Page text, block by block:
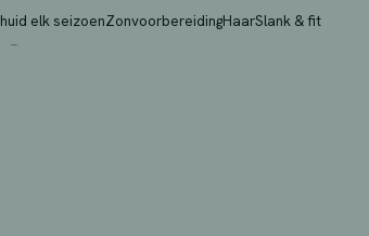
elk seizoenZonvoorbereidingHaarSlank & fit
– 624717 –